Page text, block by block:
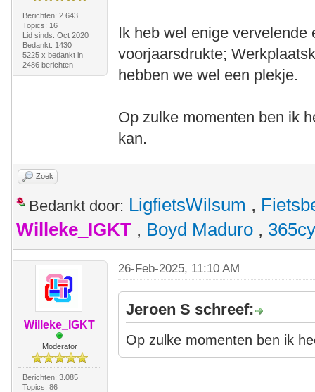
Berichten: 2.643
Topics: 16
Lid sinds: Oct 2020
Bedankt: 1430
5225 x bedankt in
2486 berichten
Ik heb wel enige
voorjaarsdrukte;
hebben we wel een plekje.
Op zulke momenten ben ik
kan.
Zoek
Bedankt door: LigfietsWilsum ,
Willeke_IGKT , Boyd Maduro ,
Willeke_IGKT
Moderator
Berichten: 3.085
Topics: 86
26-Feb-2025, 11:10 AM
Jeroen S schreef:
Op zulke momenten ben ik